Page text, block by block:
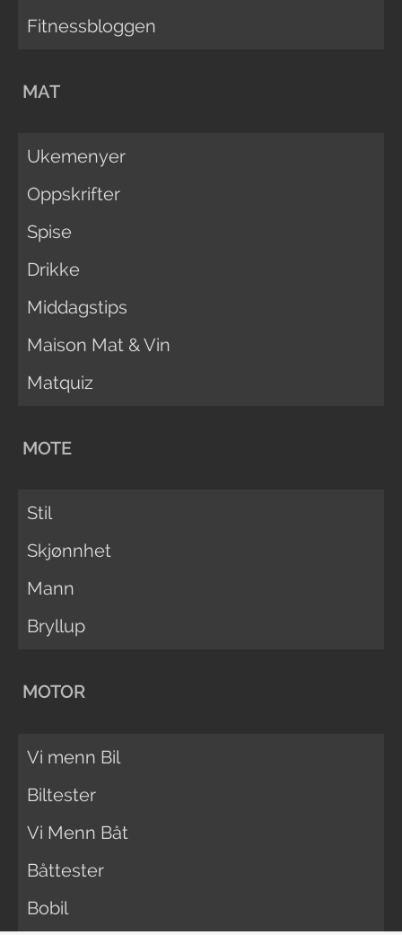
Fitnessbloggen
MAT
Ukemenyer
Oppskrifter
Spise
Drikke
Middagstips
Maison Mat & Vin
Matquiz
MOTE
Stil
Skjønnhet
Mann
Bryllup
MOTOR
Vi menn Bil
Biltester
Vi Menn Båt
Båttester
Bobil